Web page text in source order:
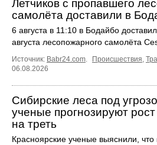
Летчиков с пропавшего
самолёта доставили в
6 августа в 11:10 в Бодайбо
августа лесопожарного самолёта
Источник: Babr24.com. Происшествия,
06.08.2026
Сибирские леса под
ученые прогнозируют
на треть
Красноярские ученые выяснили,